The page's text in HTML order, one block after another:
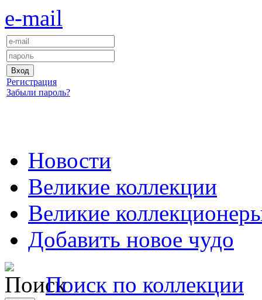
e-mail
Регистрация
Забыли пароль?
Новости
Великие коллекции
Великие
Добавить новое чудо
Поиск по коллекции